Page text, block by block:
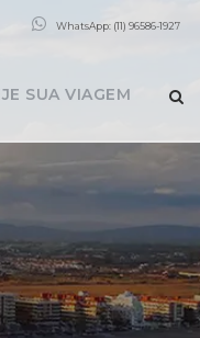
WhatsApp: (11) 96586-1927
SUA VIAGEM